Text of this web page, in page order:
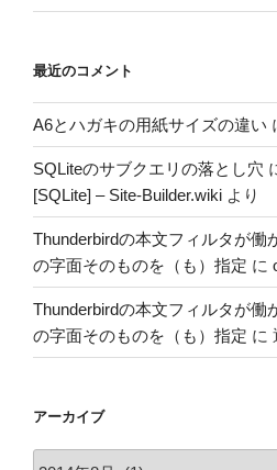
最近のコメント
A6とハガキの用紙サイズの違い
SQLiteのサブクエリの落とし穴
[SQLite] – Site-Builder.wiki より
Thunderbirdの本文フィルタが働
の字面そのものを（も）指定 に
Thunderbirdの本文フィルタが働
の字面そのものを（も）指定 に
アーカイブ